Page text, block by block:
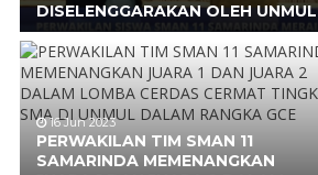
DISELENGGARAKAN OLEH UNMUL
16 Jun 2023
PERWAKILAN TIM SMAN 11
SAMARINDA MEMENANGKAN